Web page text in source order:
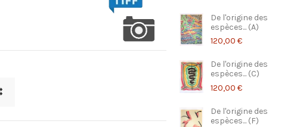
De l'origine des
espèces... (A)
120,00 €
De l'origine des
espèces... (C)
120,00 €
De l'origine des
espèces... (F)